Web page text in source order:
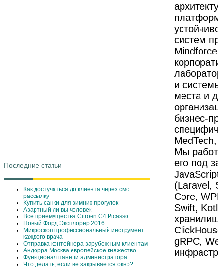
Последние статьи
Как достучаться до клиента через смс
рассылку
Купить санки для зимних прогулок
Азартный ли вы человек
Все приемущества Сitroen C4 Picasso
Новый Форд Эксплорер 2016
Микроскоп профессиональный инструмент
каждого врача
Отправка контейнера зарубежным клиентам
Андорра Москва европейское княжество
Функционал панели администратора
Что делать, если не закрывается окно?
систем
и
места и
бизнес-
Мы
его под
(Laravel,
Core,
Swift,
gRPC,